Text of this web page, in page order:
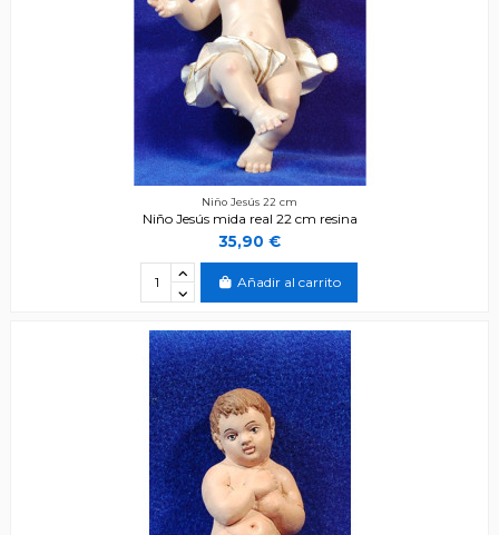
Niño Jesús 22 cm
Niño Jesús mida real 22 cm resina
35,90 €
Añadir al carrito